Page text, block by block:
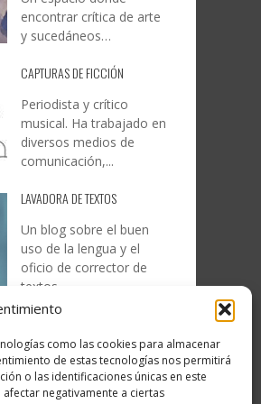
como las cookies para almacenar
de estas tecnologías nos permitirá
o las identificaciones únicas en este
negativamente a ciertas
encontrar crítica de arte
y sucedáneos…
CAPTURAS DE FICCIÓN
Periodista y crítico
musical. Ha trabajado en
diversos medios de
comunicación,...
LAVADORA DE TEXTOS
Un blog sobre el buen
uso de la lengua y el
oficio de corrector de
textos…
…la realidad, es que cada
día es más complicado
realizar esos temas…